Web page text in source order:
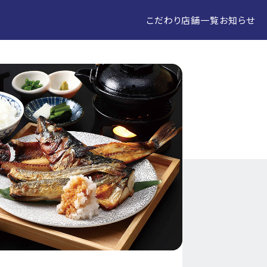
こだわり店舗一覧お知らせ